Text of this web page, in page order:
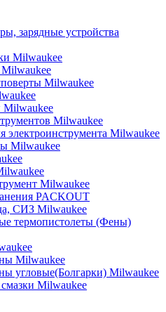
зарядные устройства
Milwaukee
Milwaukee
Milwaukee
Milwaukee
электроинструмента Milwaukee
Milwaukee
Milwaukee
PACKOUT
СИЗ Milwaukee
термопистолеты (Фены)
Milwaukee
угловые(Болгарки) Milwaukee
Milwaukee